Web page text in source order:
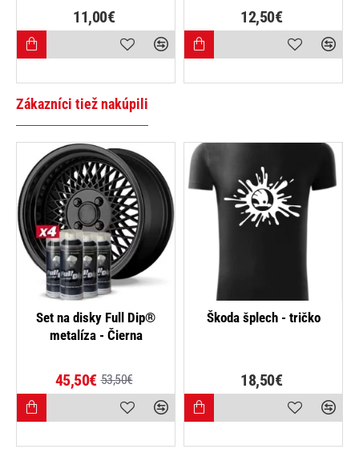
11,00€ 12,50€
Zákazníci tiež nakúpili
-15%
Set na disky Full Dip®
metalíza - Čierna
45,50€ 53,50€
Škoda šplech - tričko
18,50€